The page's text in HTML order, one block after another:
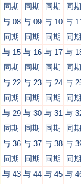
同期
同期
同期
同期
与 08
同期
与 09
同期
与 10
同期
与
同期
与 15
同期
与 16
同期
与 17
同期
与
同期
与 22
同期
与 23
同期
与 24
同期
与
同期
与 29
同期
与 30
同期
与 31
同期
与
同期
与 36
同期
与 37
同期
与 38
同期
与
同期
与 43 与 44 与 45 与